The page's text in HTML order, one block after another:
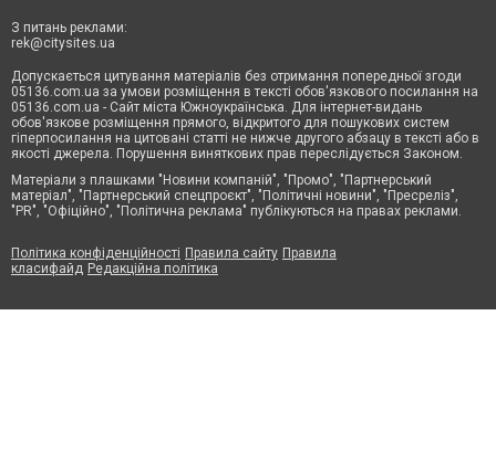
З питань реклами:
rek@citysites.ua
Допускається цитування матеріалів без отримання попередньої згоди
05136.com.ua за умови розміщення в тексті обов'язкового посилання на
05136.com.ua - Сайт міста Южноукраїнська. Для інтернет-видань
обов'язкове розміщення прямого, відкритого для пошукових систем
гіперпосилання на цитовані статті не нижче другого абзацу в тексті або в
якості джерела. Порушення виняткових прав переслідується Законом.
Матеріали з плашками "Новини компаній", "Промо", "Партнерський
матеріал", "Партнерський спецпроєкт", "Політичні новини", "Пресреліз",
"PR", "Офіційно", "Політична реклама" публікуються на правах реклами.
Політика конфіденційності Правила сайту Правила
класифайд Редакційна політика